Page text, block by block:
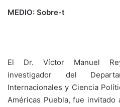
MEDIO: Sobre-t
El Dr. Víctor Manuel
investigador del
Internacionales y Ciencia
Américas Puebla, fue